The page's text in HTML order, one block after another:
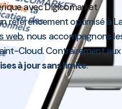
avec Digicomarket
référencement optimisé à
web, nous accompagnons
Cloud. Contrairement aux
à jour sans limite.